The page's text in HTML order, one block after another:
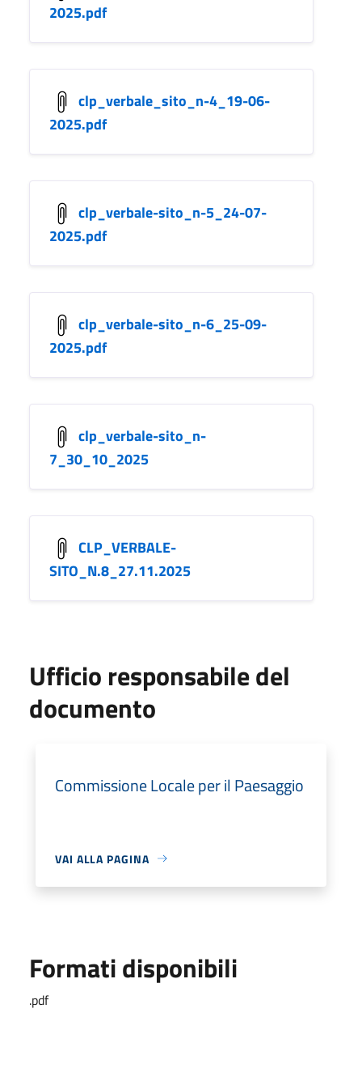
2025.pdf
clp_verbale_sito_n-4_19-06-
2025.pdf
clp_verbale-sito_n-5_24-07-
2025.pdf
clp_verbale-sito_n-6_25-09-
2025.pdf
clp_verbale-sito_n-
7_30_10_2025
CLP_VERBALE-
SITO_N.8_27.11.2025
Ufficio responsabile del
documento
Commissione Locale per il Paesaggio
VAI ALLA PAGINA
Formati disponibili
.pdf